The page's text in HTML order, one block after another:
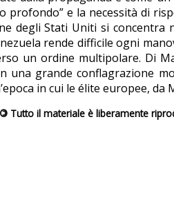
profondo” e la necessità di
degli Stati Uniti si concentra
rende difficile ogni
un ordine multipolare. Di
una grande conflagrazione
in cui le élite europee,
© Tutto il materiale è liberamente